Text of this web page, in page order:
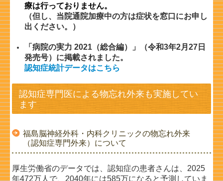
療は行っておりません。
（但し、当院通院加療中の方は症状を窓口にお申し
出ください。）
「病院の実力 2021（総合編）」（令和3年2月27日
発売号）に掲載されました。
認知症統計データはこちら
認知症専門医による物忘れ外来も実施してい
ます
福島脳神経外科・内科クリニックの物忘れ外来
（認知症専門外来）について
厚生労働省のデータでは、認知症の患者さんは、2025
年472万人で、2040年には585万になると予測していま